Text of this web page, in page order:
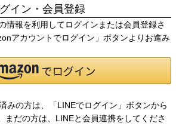
イン・会員登録
情報を利用してログインまたは会員登録さ
アカウントでログイン」ボタンよりお進み
みの方は、「LINEでログイン」ボタンから
まだの方は、 LINEと会員連携をしてくださ